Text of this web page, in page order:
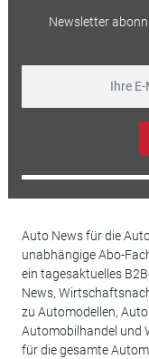
Newsletter
Auto News für die
unabhängige Abo-
ein tagesaktuelles
News,
zu Automodellen,
Automobilhandel und
für die gesamte